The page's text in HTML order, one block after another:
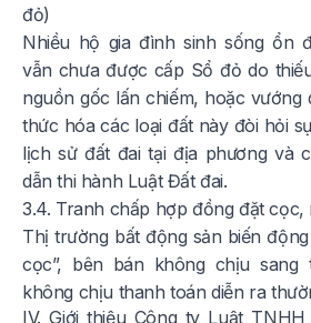
đỏ)
Nhiều hộ gia đình sinh sống ổn
vẫn chưa được cấp Sổ đỏ do
nguồn gốc lấn chiếm, hoặc vướng
thức hóa các loại đất này đòi hỏi
lịch sử đất đai tại địa phương và
dẫn thi hành Luật Đất đai.
3.4. Tranh chấp hợp đồng đặt cọc,
Thị trường bất động sản biến
cọc”, bên bán không chịu sang
không chịu thanh toán diễn ra
IV. Giới thiệu Công ty Luật